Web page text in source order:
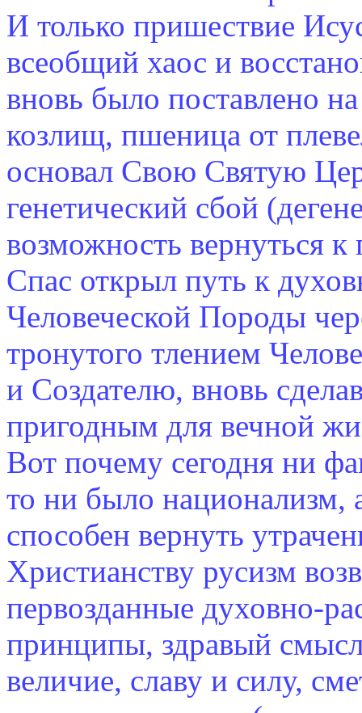
И только пришествие
всеобщий хаос и
вновь было поставлено
козлищ, пшеница от
основал Свою Святую
генетический сбой
возможность вернуться к
Спас открыл путь к
Человеческой Породы
тронутого тлением
и Создателю, вновь
пригодным для вечной
Вот почему сегодня ни
то ни было национализм,
способен вернуть
Христианству русизм
первозданные духовно-
принципы, здравый
величие, славу и силу,